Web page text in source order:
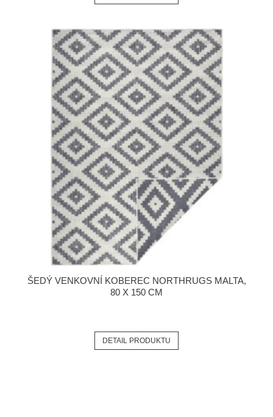
ŠEDÝ VENKOVNÍ KOBEREC NORTHRUGS MALTA,
80 X 150 CM
DETAIL PRODUKTU